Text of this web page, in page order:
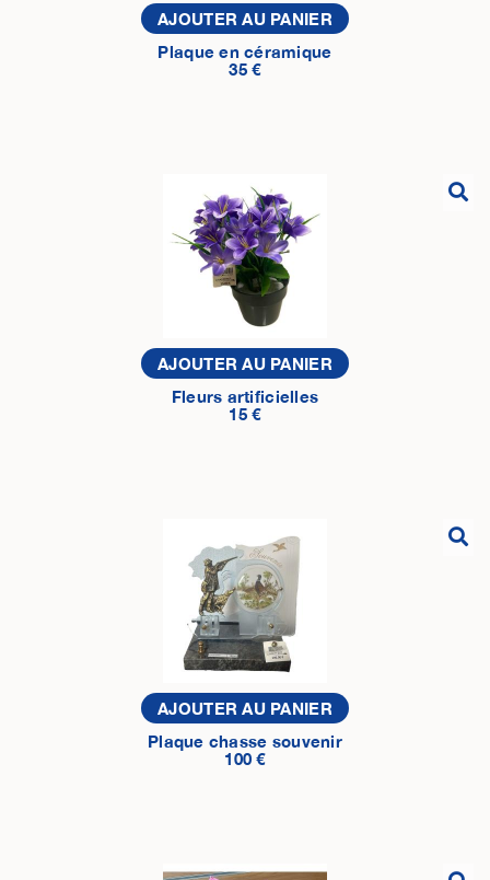
AJOUTER AU PANIER
Plaque en céramique
35 €
AJOUTER AU PANIER
Fleurs artificielles
15 €
AJOUTER AU PANIER
Plaque chasse souvenir
100 €